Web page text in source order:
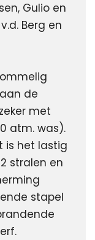
Gulio en
Berg en
de
met
atm. was).
is het lastig
stralen en
stapel